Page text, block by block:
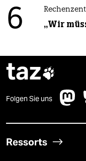
6 „Wir
taz
Folgen Sie uns
Ressorts